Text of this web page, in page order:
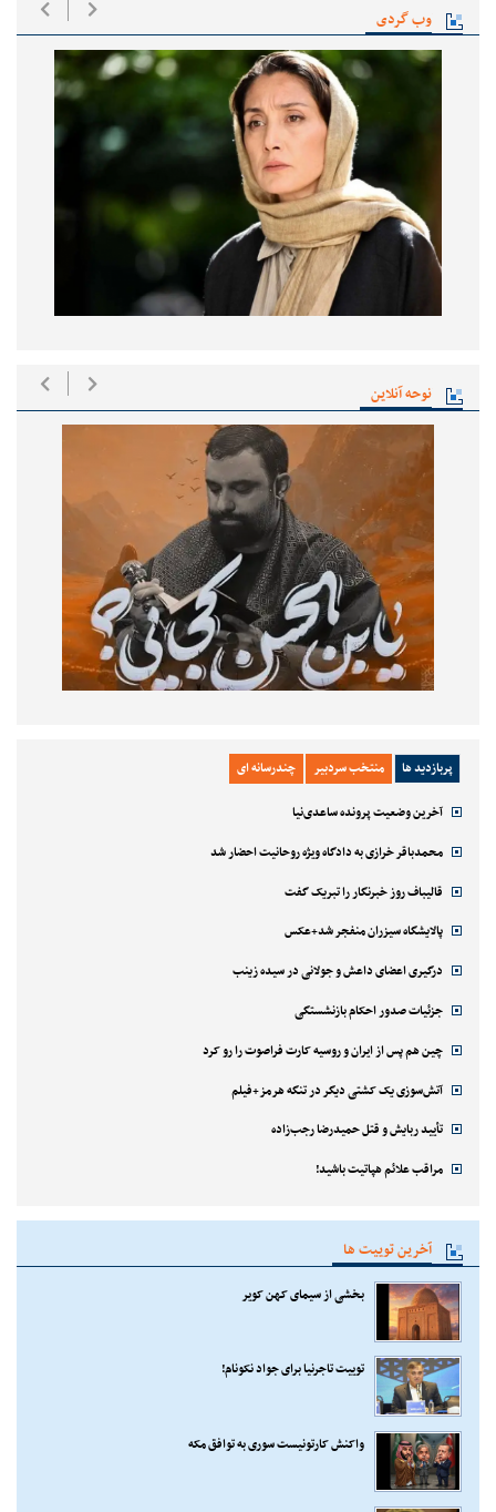
وب گردی
نوحه آنلاین
پربازدید ها منتخب سردبیر چندرسانه ای
آخرین وضعیت پرونده ساعدی‌نیا
محمدباقر خرازی به دادگاه ویژه روحانیت احضار شد
قالیباف روز خبرنگار را تبریک گفت
پالایشگاه سیزران منفجر شد+عکس
درگیری اعضای داعش و جولانی در سیده زینب
جزئیات صدور احکام بازنشستگی
چین هم پس از ایران و روسیه کارت فراصوت را رو کرد
آتش‌سوزی یک کشتی دیگر در تنگه هرمز+فیلم
تأیید ربایش و قتل حمیدرضا رجب‌زاده
مراقب علائم هپاتیت باشید!
آخرین توییت ها
بخشی از سیمای کهن کویر
توییت تاجرنیا برای جواد نکونام!
واکنش کارتونیست سوری به توافق مکه